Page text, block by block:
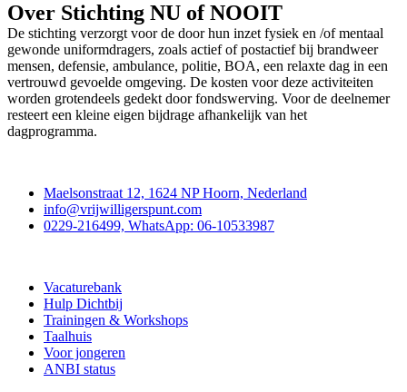
Over Stichting NU of NOOIT
De stichting verzorgt voor de door hun inzet fysiek en /of mentaal
gewonde uniformdragers, zoals actief of postactief bij brandweer
mensen, defensie, ambulance, politie, BOA, een relaxte dag in een
vertrouwd gevoelde omgeving. De kosten voor deze activiteiten
worden grotendeels gedekt door fondswerving. Voor de deelnemer
resteert een kleine eigen bijdrage afhankelijk van het
dagprogramma.
Maelsonstraat 12, 1624 NP Hoorn, Nederland
info@vrijwilligerspunt.com
0229-216499, WhatsApp: 06-10533987
Vacaturebank
Hulp Dichtbij
Trainingen & Workshops
Taalhuis
Voor jongeren
ANBI status